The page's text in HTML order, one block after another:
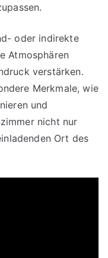
oder indirekte
Atmosphären
verstärken.
Merkmale, wie
und
nicht nur
Ort des